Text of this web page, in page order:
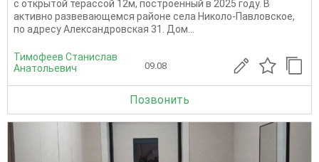
с открытой терассой 12м, построенный в 2025 году. В
активно развевающемся районе села Николо-Павловское,
по адресу Александровская 31. Дом...
Тимофеев Станислав
Анатольевич
09.08
Позвонить